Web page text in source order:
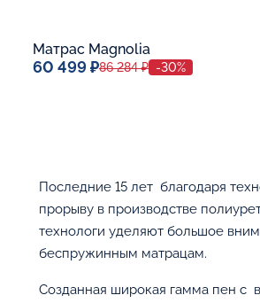
Матрас Magnolia
60 499 ₽86 284 ₽ -30%
В корзину
Последние 15 лет благодаря
прорыву в производстве
технологи уделяют большое
беспружинным матрацам.
Созданная широкая гамма пен c